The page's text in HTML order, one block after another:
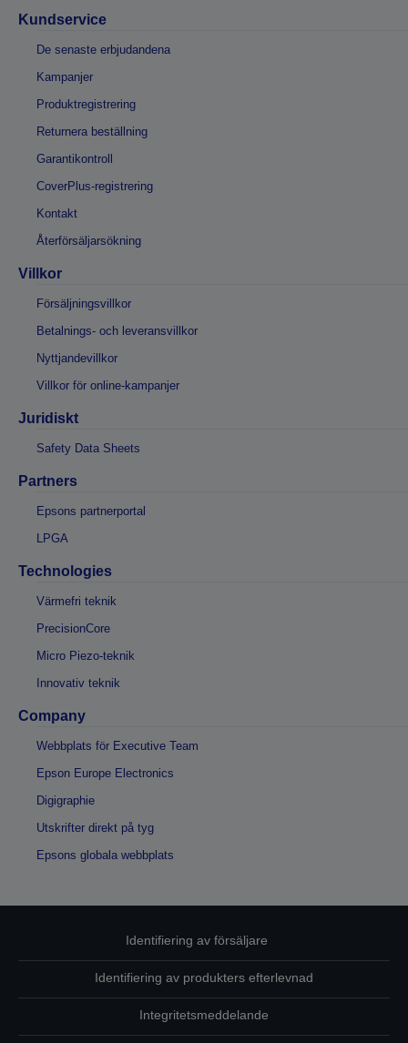
Kundservice
De senaste erbjudandena
Kampanjer
Produktregistrering
Returnera beställning
Garantikontroll
CoverPlus-registrering
Kontakt
Återförsäljarsökning
Villkor
Försäljningsvillkor
Betalnings- och leveransvillkor
Nyttjandevillkor
Villkor för online-kampanjer
Juridiskt
Safety Data Sheets
Partners
Epsons partnerportal
LPGA
Technologies
Värmefri teknik
PrecisionCore
Micro Piezo-teknik
Innovativ teknik
Company
Webbplats för Executive Team
Epson Europe Electronics
Digigraphie
Utskrifter direkt på tyg
Epsons globala webbplats
Identifiering av försäljare
Identifiering av produkters efterlevnad
Integritetsmeddelande